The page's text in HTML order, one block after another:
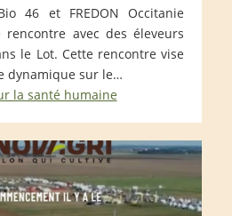
46 et FREDON Occitanie
rencontre avec des éleveurs
le Lot. Cette rencontre vise
dynamique sur le…
la santé humaine